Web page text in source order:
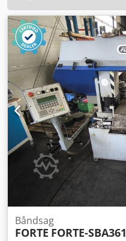
Båndsag
FORTE FORTE-SBA361